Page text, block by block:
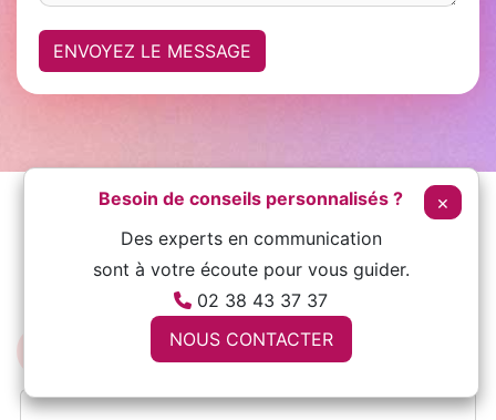
ENVOYEZ LE MESSAGE
Paroles de clients
Besoin de conseils personnalisés ? ×
Des experts en communication
sont à votre écoute pour vous guider.
02 38 43 37 37
NOUS CONTACTER